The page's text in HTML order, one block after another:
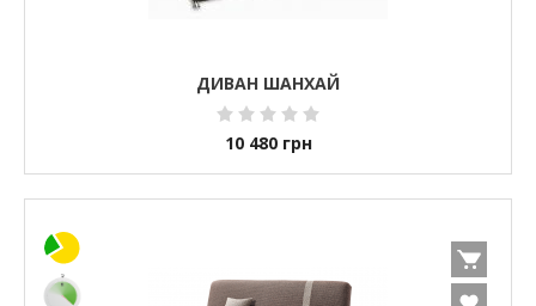
ДИВАН ШАНХАЙ
10 480 грн